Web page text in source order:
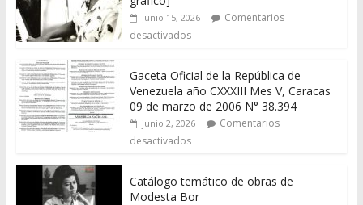
junio 15, 2026
Comentarios
desactivados
Gaceta Oficial de la República de
Venezuela año CXXXIII Mes V, Caracas
09 de marzo de 2006 N° 38.394
junio 2, 2026
Comentarios
desactivados
Catálogo temático de obras de
Modesta Bor